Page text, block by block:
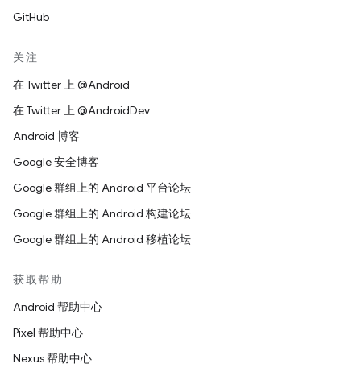
GitHub
关注
在 Twitter 上 @Android
在 Twitter 上 @AndroidDev
Android 博客
Google 安全博客
Google 群组上的 Android 平台论坛
Google 群组上的 Android 构建论坛
Google 群组上的 Android 移植论坛
获取帮助
Android 帮助中心
Pixel 帮助中心
Nexus 帮助中心